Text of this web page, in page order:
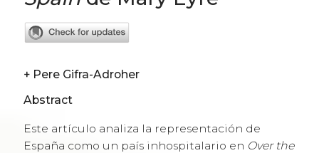
+ Pere Gifra-Adroher
Abstract
Este artículo analiza la representación de
España como un país inhospitalario en Over the